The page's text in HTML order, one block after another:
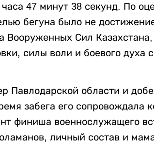
47 минут 38 секунд. По
бегуна было не
Вооруженных Сил
силы воли и боевого духа
Павлодарской области и
забега его сопровождала
финиша военнослужащего
личный состав и